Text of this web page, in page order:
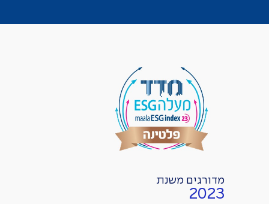
מדורגים משנת
2023